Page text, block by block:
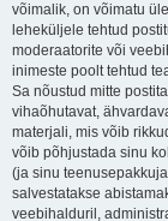
võimalik, on võimatu
leheküljele tehtud
moderaatorite või
inimeste poolt tehtud
Sa nõustud mitte
vihaõhutavat,
materjali, mis võib
võib põhjustada sinu
(ja sinu
salvestatakse
veebihalduril,